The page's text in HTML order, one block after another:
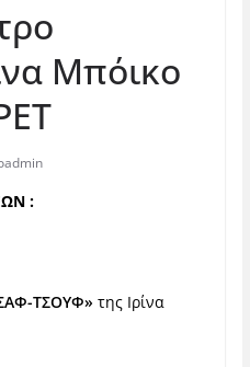
Μπόικο
:
ΤΣΟΥΦ» της Ιρίνα